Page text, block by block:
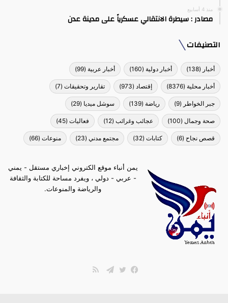
منذ 4 أسابيع
مصادر : سيطرة الانتقالي عسكرياً على مدينة عدن
التصنيفات
أخبار (138) أخبار دولية (160) أخبار عربية (99)
أخبار محلية (8376) إقتصاد (973) تقارير وتحقيقات (7)
جبر الخواطر (9) رياضة (139) سوشل ميديا (29)
صحة وجمال (100) عجائب وغرائب (12) فعاليات (45)
قصص نجاح (6) كتابات (32) مجتمع مدني (23) منوعات (66)
يمن أنباء موقع الكتروني إخباري مستقل - يمني
- عربي - دولي ، ويفرد مساحة للكتابة والثقافة
والرياضة والمنوعات.